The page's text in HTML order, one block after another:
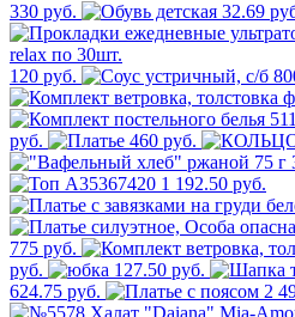
330 руб. 32.69
120 руб.
руб.
460 руб.
1 192.50 руб.
775 руб.
руб.
127.50 руб.
624.75 руб.
2